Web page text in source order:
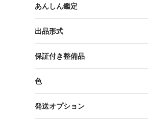
あんしん鑑定
出品形式
保証付き整備品
色
発送オプション